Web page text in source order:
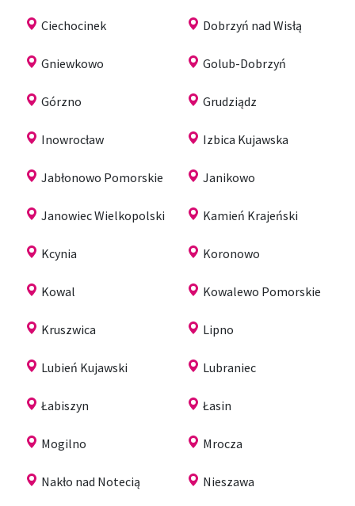
Ciechocinek Dobrzyń nad Wisłą
Gniewkowo Golub-Dobrzyń
Górzno Grudziądz
Inowrocław Izbica Kujawska
Jabłonowo Pomorskie Janikowo
Janowiec Wielkopolski Kamień Krajeński
Kcynia Koronowo
Kowal Kowalewo Pomorskie
Kruszwica Lipno
Lubień Kujawski Lubraniec
Łabiszyn Łasin
Mogilno Mrocza
Nakło nad Notecią Nieszawa